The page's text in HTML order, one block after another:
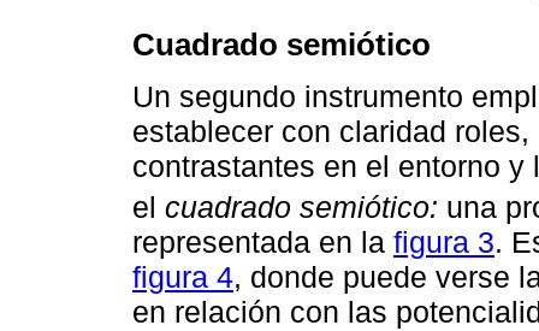
Cuadrado semiótico
Un segundo instrumento
establecer con claridad
contrastantes en el entorno
el cuadrado semiótico: una
representada en la figura 3.
figura 4, donde puede verse
en relación con las